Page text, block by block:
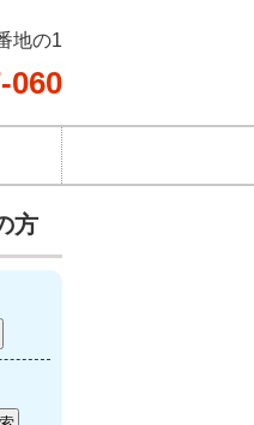
地の1
060
方